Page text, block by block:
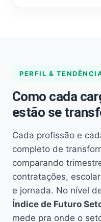
PERFIL &
Como cada
estão se
Cada profissão e
completo de
comparando
contratações,
e jornada. No nível
Índice de Futuro
mede pra onde o